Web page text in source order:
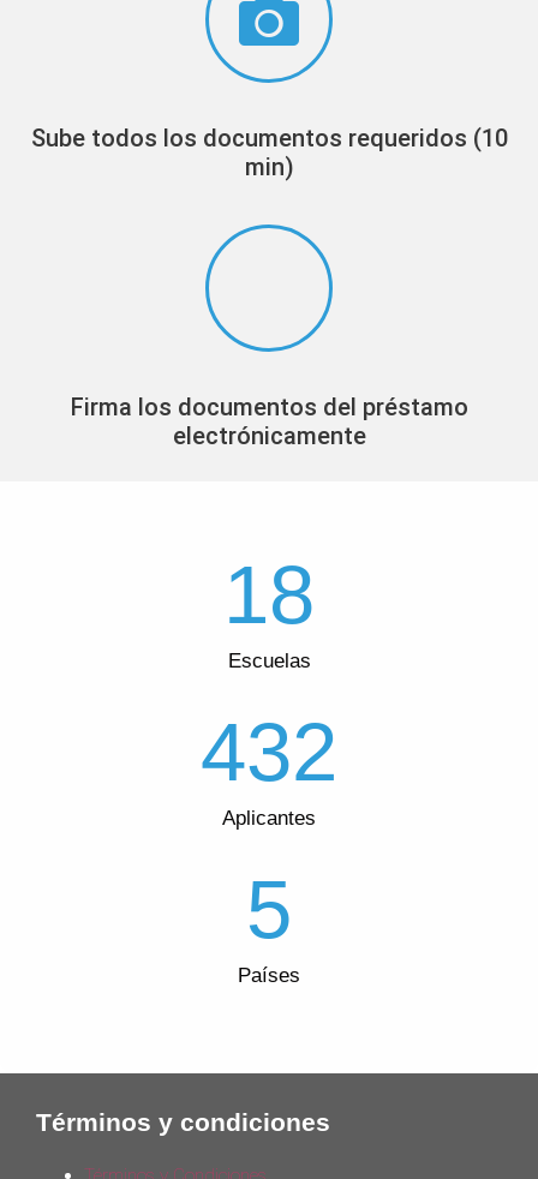
Sube todos los documentos requeridos (10
min)
Firma los documentos del préstamo
electrónicamente
Escuelas
18
Aplicantes
432
Países
5
Términos y condiciones